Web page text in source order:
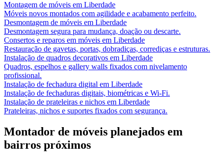
Montagem de móveis em Liberdade
Móveis novos montados com agilidade e acabamento perfeito.
Desmontagem de móveis em Liberdade
Desmontagem segura para mudança, doação ou descarte.
Consertos e reparos em móveis em Liberdade
Restauração de gavetas, portas, dobradiças, corrediças e estruturas.
Instalação de quadros decorativos em Liberdade
Quadros, espelhos e gallery walls fixados com nivelamento
profissional.
Instalação de fechadura digital em Liberdade
Instalação de fechaduras digitais, biométricas e Wi-Fi.
Instalação de prateleiras e nichos em Liberdade
Prateleiras, nichos e suportes fixados com segurança.
Montador de móveis planejados em
bairros próximos